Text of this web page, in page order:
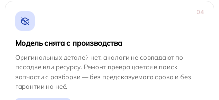
04
Модель снята с производства
Оригинальных деталей нет, аналоги не совпадают по
посадке или ресурсу. Ремонт превращается в поиск
запчасти с разборки — без предсказуемого срока и без
гарантии на неё.